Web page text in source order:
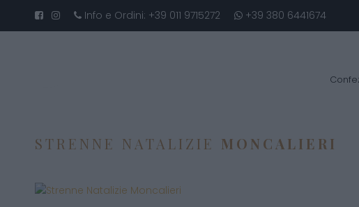
Info e Ordini: +39 011 9715272 +39 380 6441674
STRENNE NATALIZIE MONCALIERI